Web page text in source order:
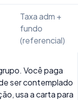
Taxa adm +
fundo
(referencial)
Você paga
ser contemplado
usa a carta para